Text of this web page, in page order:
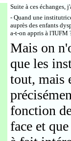
Suite à ces échanges,
- Quand une
auprès des enfants
a-t-on appris à l'IUFM
Mais on
que les
tout, mais
fonction
face et